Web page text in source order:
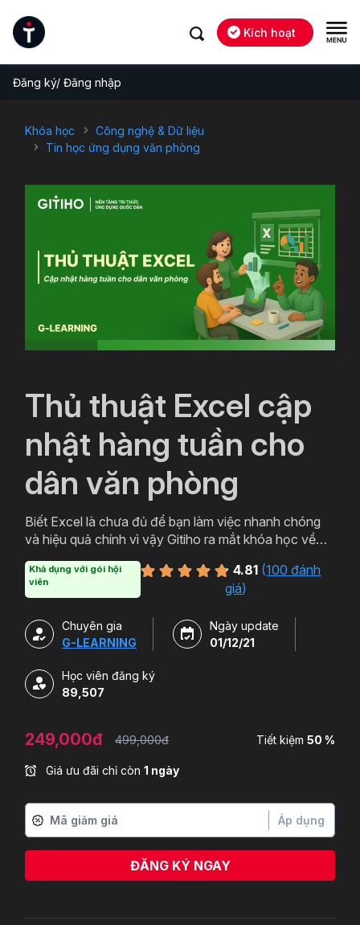
Kích hoạt
Đăng ký/ Đăng nhập
Khóa học
Công nghệ & Dữ liệu
Tin học ứng dụng văn phòng
Thủ thuật Excel cập
nhật hàng tuần cho
dân văn phòng
Biết Excel là chưa đủ để bạn làm việc nhanh chóng
và hiệu quả chính vì vậy Gitiho ra mắt khóa học về
văn phòng sẽ tự tin thao tác về những hàm, công cụ
trong Excel và ứng dụng để giải quyết công việc một
Khả dụng với gói hội
viên
4.81 (100 đánh
giá)
Chuyên gia
G-LEARNING
Ngày update
01/12/21
Học viên đăng ký
89,507
249,000đ 499,000đ Tiết kiệm 50 %
Giá ưu đãi chỉ còn 1 ngày
Áp dụng
ĐĂNG KÝ NGAY